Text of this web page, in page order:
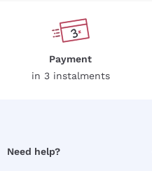
Payment
in 3 instalments
Need help?